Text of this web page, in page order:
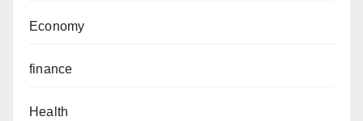
Economy
finance
Health